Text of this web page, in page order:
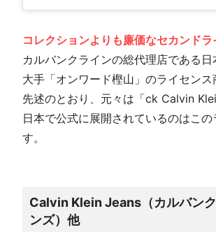
コレクションよりも廉価なセカンドラ
カルバンクラインの総代理店である
大手「オンワード樫山」のライセンス
先述のとおり、元々は「ck Calvin
日本で公式に展開されているのはこ
す。
Calvin Klein Jeans（カルバン
ンズ）他